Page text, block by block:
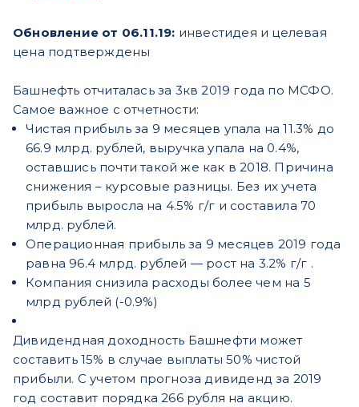
Обновление от 06.11.19: инвестидея и целевая
цена подтверждены
Башнефть отчиталась за 3кв 2019 года по МСФО.
Самое важное с отчетности:
Чистая прибыль за 9 месяцев упала на 11.3% до
66.9 млрд. рублей, выручка упала на 0.4%,
оставшись почти такой же как в 2018. Причина
снижения – курсовые разницы. Без их учета
прибыль выросла на 4.5% г/г и составила 70
млрд. рублей.
Операционная прибыль за 9 месяцев 2019 года
равна 96.4 млрд. рублей — рост на 3.2% г/г .
Компания снизила расходы более чем на 5
млрд рублей (-0.9%)
Дивидендная доходность Башнефти может
составить 15% в случае выплаты 50% чистой
прибыли. С учетом прогноза дивиденд за 2019
год составит порядка 266 рубля на акцию.